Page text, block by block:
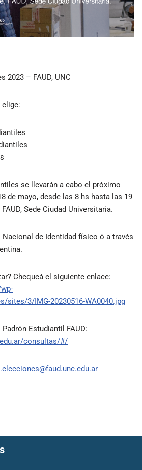
2023 – FAUD, UNC
elige:
se llevarán a cabo el próximo
de mayo, desde las 8 hs hasta las 19
Sede Ciudad Universitaria.
de Identidad físico ó a través
Chequeá el siguiente enlace:
sites/3/IMG-20230516-WA0040.jpg
Estudiantil FAUD:
consultas/#/